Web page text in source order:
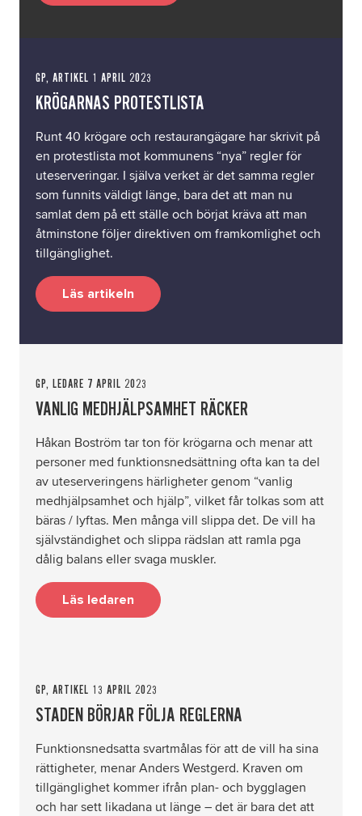
GP, ARTIKEL 1 APRIL 2023
KRÖGARNAS PROTESTLISTA
Runt 40 krögare och restaurangägare har skrivit på
en protestlista mot kommunens “nya” regler för
uteserveringar. I själva verket är det samma regler
som funnits väldigt länge, bara det att man nu
samlat dem på ett ställe och börjat kräva att man
åtminstone följer direktiven om framkomlighet och
tillgänglighet.
Läs artikeln
GP, LEDARE 7 APRIL 2023
VANLIG MEDHJÄLPSAMHET RÄCKER
Håkan Boström tar ton för krögarna och menar att
personer med funktionsnedsättning ofta kan ta del
av uteserveringens härligheter genom “vanlig
medhjälpsamhet och hjälp”, vilket får tolkas som att
bäras / lyftas. Men många vill slippa det. De vill ha
självständighet och slippa rädslan att ramla pga
dålig balans eller svaga muskler.
Läs ledaren
GP, ARTIKEL 13 APRIL 2023
STADEN BÖRJAR FÖLJA REGLERNA
Funktionsnedsatta svartmålas för att de vill ha sina
rättigheter, menar Anders Westgerd. Kraven om
tillgänglighet kommer ifrån plan- och bygglagen
och har sett likadana ut länge – det är bara det att